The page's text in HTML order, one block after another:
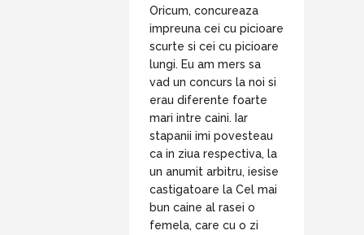
Oricum, concureaza
impreuna cei cu picioare
scurte si cei cu picioare
lungi. Eu am mers sa
vad un concurs la noi si
erau diferente foarte
mari intre caini. Iar
stapanii imi povesteau
ca in ziua respectiva, la
un anumit arbitru, iesise
castigatoare la Cel mai
bun caine al rasei o
femela, care cu o zi